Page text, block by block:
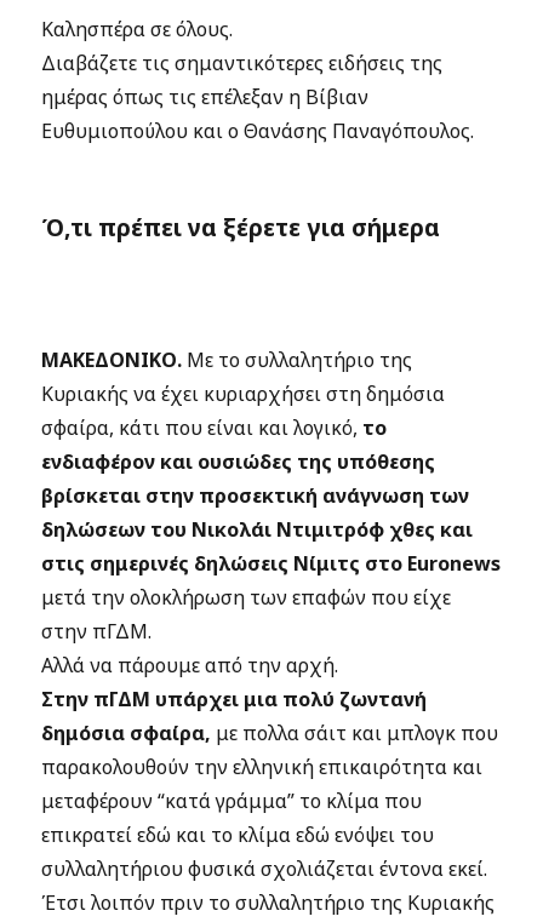
Καλησπέρα σε όλους.
Διαβάζετε τις σημαντικότερες ειδήσεις της
ημέρας όπως τις επέλεξαν η Βίβιαν
Ευθυμιοπούλου και ο Θανάσης Παναγόπουλος.
Ό,τι πρέπει να ξέρετε για σήμερα
ΜΑΚΕΔΟΝΙΚΟ. Με το συλλαλητήριο της
Κυριακής να έχει κυριαρχήσει στη δημόσια
σφαίρα, κάτι που είναι και λογικό, το
ενδιαφέρον και ουσιώδες της υπόθεσης
βρίσκεται στην προσεκτική ανάγνωση των
δηλώσεων του Νικολάι Ντιμιτρόφ χθες και
στις σημερινές δηλώσεις Νίμιτς στο Euronews
μετά την ολοκλήρωση των επαφών που είχε
στην πΓΔΜ.
Αλλά να πάρουμε από την αρχή.
Στην πΓΔΜ υπάρχει μια πολύ ζωντανή
δημόσια σφαίρα, με πολλα σάιτ και μπλογκ που
παρακολουθούν την ελληνική επικαιρότητα και
μεταφέρουν “κατά γράμμα” το κλίμα που
επικρατεί εδώ και το κλίμα εδώ ενόψει του
συλλαλητήριου φυσικά σχολιάζεται έντονα εκεί.
Έτσι λοιπόν πριν το συλλαλητήριο της Κυριακής